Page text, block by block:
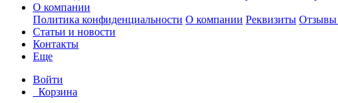
О компании
Политика конфиденциальности О компании Реквизиты Отзывы
Статьи и новости
Контакты
Еще
Войти
Корзина